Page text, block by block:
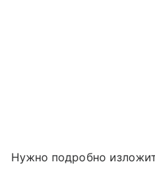
Нужно подробно